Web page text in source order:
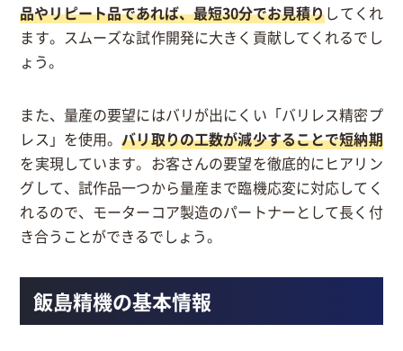
品やリピート品であれば、最短30分でお見積りしてくれ
ます。スムーズな試作開発に大きく貢献してくれるでし
ょう。
また、量産の要望にはバリが出にくい「バリレス精密プ
レス」を使用。バリ取りの工数が減少することで短納期
を実現しています。お客さんの要望を徹底的にヒアリン
グして、試作品一つから量産まで臨機応変に対応してく
れるので、モーターコア製造のパートナーとして長く付
き合うことができるでしょう。
飯島精機の基本情報